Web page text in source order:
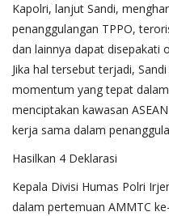
Kapolri, lanjut Sandi,
penanggulangan TPPO,
dan lainnya dapat disepakati
Jika hal tersebut terjadi,
momentum yang tepat
menciptakan kawasan
kerja sama dalam
Hasilkan 4 Deklarasi
Kepala Divisi Humas Polri
dalam pertemuan AMMTC